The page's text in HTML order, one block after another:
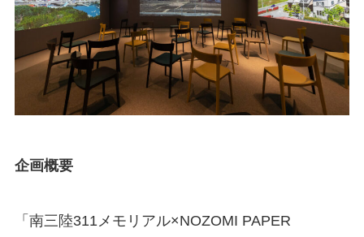
企画概要
「南三陸311メモリアル×NOZOMI PAPER